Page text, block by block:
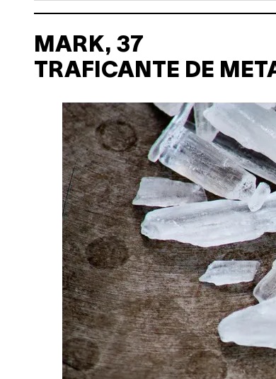
MARK, 37
TRAFICANTE DE